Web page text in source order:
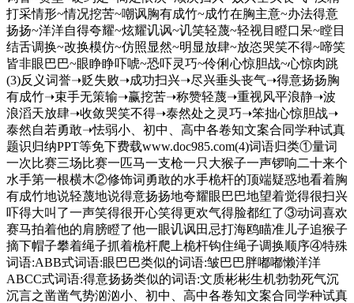
打采情形~情况挖苦~嘲讽胸有成竹~成竹在胸主意~办法得意
扬扬~洋洋自得夸耀~炫耀讥讽~讥笑轻蔑~轻视目瞪口呆~瞠目
结舌调换~改换模仿~仿照显然~明显放肆~放恣哭笑不得~啼笑
皆非眼巴巴~眼睁睁吓唬~恐吓灵巧~伶俐心惊胆战~心惊肉跳
(3)反义词誉➝贬失败➝成功扫兴➝尽兴垂头丧气➝得意扬扬胸
有成竹➝束手无策输➝赢挖苦➝称赞轻蔑➝重视风平浪静➝波
浪滔天放肆➝收敛哭笑不得➝泰然处之灵巧➝笨拙心惊胆战➝
泰然自若勇敢➝怯弱小、初中、高中各卷知文案合同学种试真
题识归纳PPT等免下费载www.doc985.com(4)词语归类①量词
一次比赛三场比赛一匹马一支枪一只大猴子一声锣响二十来个
水手第一根横木②修饰词勇敢的水手桅杆的顶端疑惑地看着胸
有成竹地说轻蔑地说得意扬扬地夸耀眼巴巴地望着觉得很扫兴
吓得大叫了一声笑得很开心笑得更欢气得脸都红了③动词喜欢
赛马拍着他的肩膀瞪了他一眼讥讽田忌打海鸥瞄准儿子追猴子
摘下帽子攀着绳子抓着桅杆爬上桅杆钩住绳子调换顺序④特殊
词语:ABB式词语:眼巴巴类似的词语:皱巴巴胖嘟嘟懒洋洋
ABCC式词语:得意扬扬类似的词语:文质彬彬生机勃勃死气沉
沉言之凿凿气势汹汹小、初中、高中各卷知文案合同学种试真